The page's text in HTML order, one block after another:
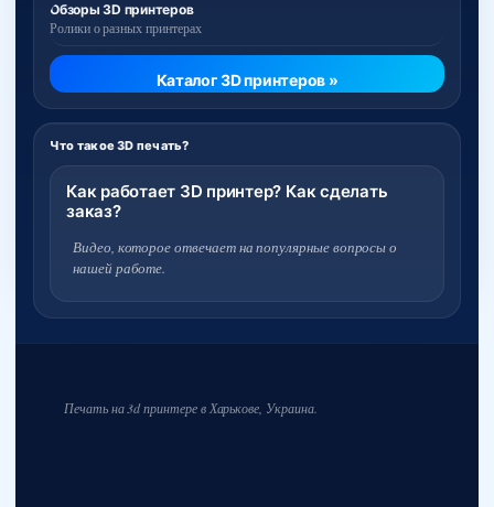
Обзоры 3D принтеров
Ролики о разных принтерах
Каталог 3D принтеров »
Что такое 3D печать?
Как работает 3D принтер? Как сделать
заказ?
Видео, которое отвечает на популярные вопросы о
нашей работе.
Печать на 3d принтере в Харькове, Украина.